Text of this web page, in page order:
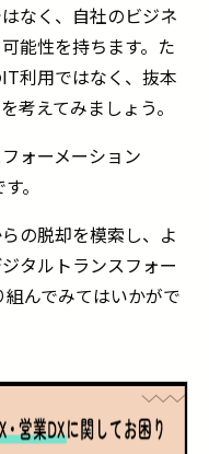
なく、自社のビジネ
能性を持ちます。た
IT利用ではなく、抜本
考えてみましょう。
ォーメーション
。
の脱却を模索し、よ
タルトランスフォー
んでみてはいかがで